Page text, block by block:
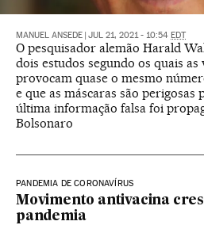
MANUEL ANSEDE JUL 21, 2021 - 10:54 EDT
O pesquisador alemão Harald
dois estudos segundo os quais as
provocam quase o mesmo
e que as máscaras são perigosas
última informação falsa foi
Bolsonaro
PANDEMIA DE CORONAVÍRUS
Movimento antivacina
pandemia